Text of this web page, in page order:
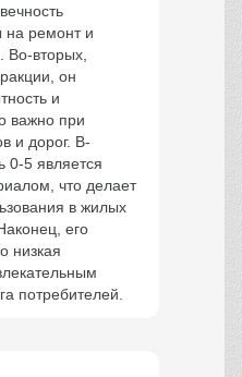
на ремонт и
Во-вторых,
он
и
важно при
и дорог. В-
0-5 является
что делает
в жилых
его
низкая
потребителей.